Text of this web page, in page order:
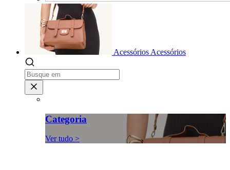
Acessórios Acessórios
Categoria
Ver tudo >